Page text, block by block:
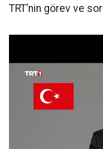
TRT’nin görev ve